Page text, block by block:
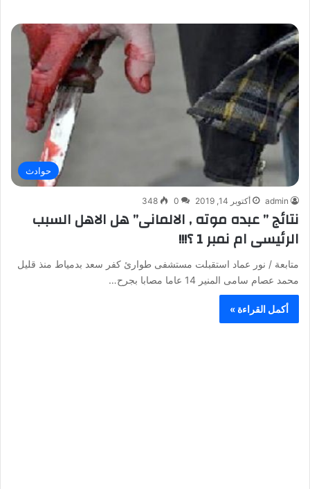
حوادث
admin أكتوبر 14, 2019 0
348
نتائج ” عبده موته , الالمانى” هل الاهل السبب
الرئيسى ام نمبر 1 ؟!!!
متابعة / نور عماد استقبلت مستشفى طوارئ كفر سعد بدمياط منذ قليل
محمد عصام سامى المنير 14 عاما مصابا بجرح…
أكمل القراءة »